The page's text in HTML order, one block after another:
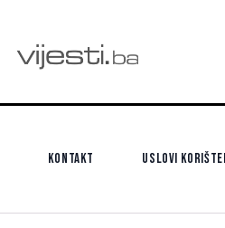
Kontakt Uslovi